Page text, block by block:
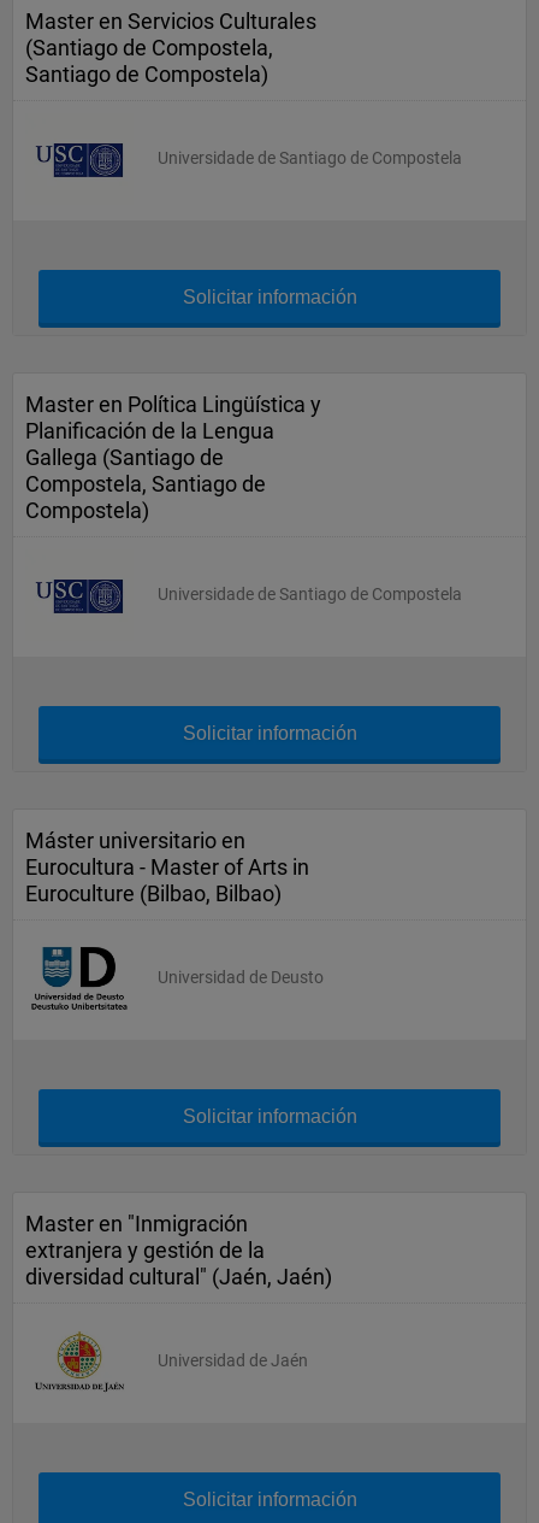
Master en Servicios Culturales
(Santiago de Compostela,
Santiago de Compostela)
Universidade de Santiago de Compostela
Solicitar información
Master en Política Lingüística y
Planificación de la Lengua
Gallega (Santiago de
Compostela, Santiago de
Compostela)
Universidade de Santiago de Compostela
Solicitar información
Máster universitario en
Eurocultura - Master of Arts in
Euroculture (Bilbao, Bilbao)
Universidad de Deusto
Solicitar información
Master en "Inmigración
extranjera y gestión de la
diversidad cultural" (Jaén, Jaén)
Universidad de Jaén
Solicitar información